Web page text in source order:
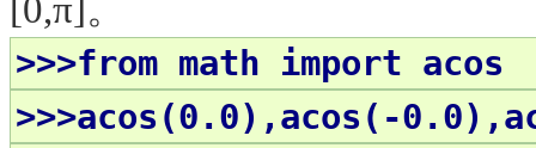
[0,π]。
>>>from math import acos
>>>acos(0.0),acos(-